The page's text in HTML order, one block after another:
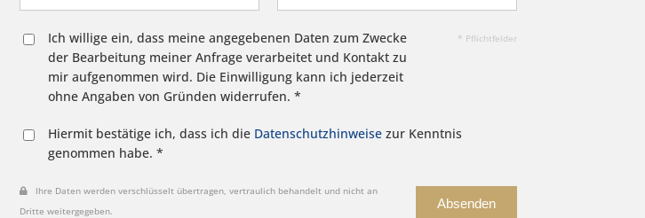
Ich willige ein, dass meine angegebenen Daten zum Zwecke
der Bearbeitung meiner Anfrage verarbeitet und Kontakt zu
mir aufgenommen wird. Die Einwilligung kann ich jederzeit
ohne Angaben von Gründen widerrufen. *
* Pflichtfelder
Hiermit bestätige ich, dass ich die Datenschutzhinweise zur Kenntnis
genommen habe. *
Ihre Daten werden verschlüsselt übertragen, vertraulich behandelt und nicht an
Dritte weitergegeben.
Absenden